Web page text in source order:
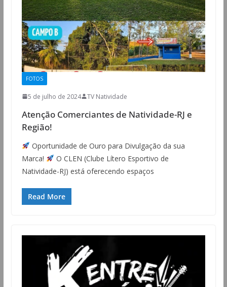
FOTOS
5 de julho de 2024 TV Natividade
Atenção Comerciantes de Natividade-RJ e
Região!
Oportunidade de Ouro para Divulgação da sua
Marca!
O CLEN (Clube Lítero Esportivo de
Natividade-RJ) está oferecendo espaços
Read More